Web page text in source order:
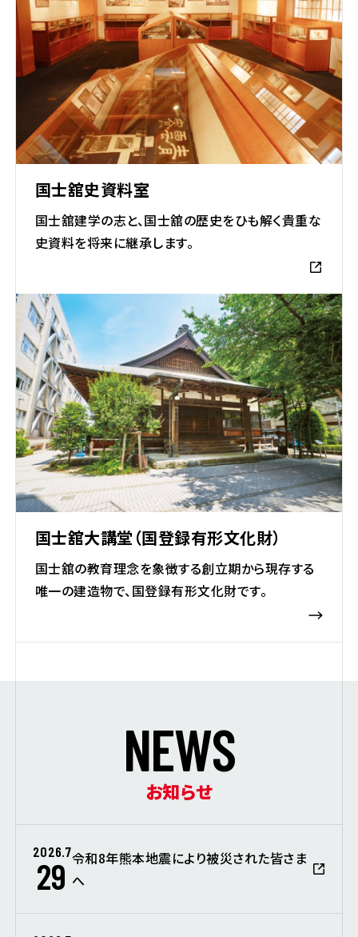
国士舘史資料室
国士舘建学の志と、国士舘の歴史をひも解く貴重な
史資料を将来に継承します。
国士舘大講堂（国登録有形文化財）
国士舘の教育理念を象徴する創立期から現存する
唯一の建造物で、国登録有形文化財です。
NEWS
お知らせ
2026.7
29 令和8年熊本地震により被災された皆さま
へ